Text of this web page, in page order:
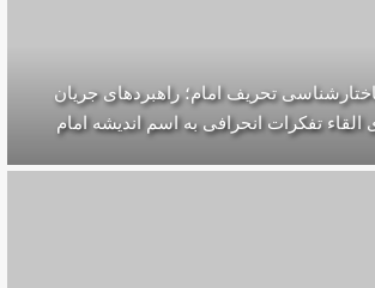
تحريف امام؛ راهبردهای جریان
تفکرات انحرافی به اسم اندیشه امام